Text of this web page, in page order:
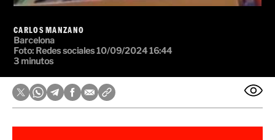
CARLOS MANZANO
Barcelona
Foto: Redes sociales10/09/2024 16:44
3 minutos